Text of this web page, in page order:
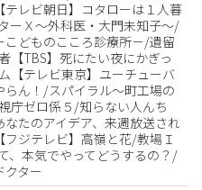
テレビ朝日】コタローは１人暮
ーＸ〜外科医・大門未知子〜/
こどものこころ診療所－/遺留
【TBS】死にたい夜にかぎっ
テレビ東京】ユーチューバ
らん！/スパイラル〜町工場の
庁ゼロ係５/知らない人んち
なたのアイデア、来週放送され
フジテレビ】高嶺と花/教場Ｉ
、本気でやってどうするの？/
クター